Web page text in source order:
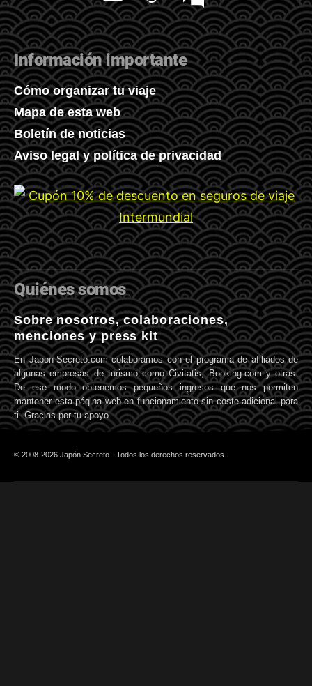
Información importante
Cómo organizar tu viaje
Mapa de esta web
Boletín de noticias
Aviso legal y política de privacidad
Quiénes somos
Sobre nosotros, colaboraciones,
menciones y press kit
En Japon-Secreto.com colaboramos con el programa de afiliados de
algunas empresas de turismo como Civitatis, Booking.com y otras.
De ese modo obtenemos pequeños ingresos que nos permiten
mantener esta página web en funcionamiento sin coste adicional para
ti. Gracias por tu apoyo.
© 2008-2026 Japón Secreto - Todos los derechos reservados